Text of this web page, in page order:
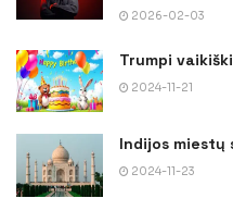
2026-02-03
Trumpi
2024-11-21
Indijos miestų
2024-11-23